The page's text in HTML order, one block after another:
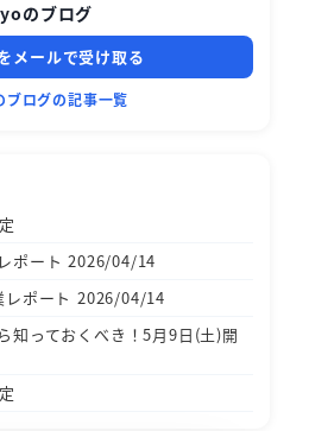
のブログ
メールで受け取る
ログの記事一覧
ポート 2026/04/14
レポート 2026/04/14
知っておくべき！5月9日(土)開